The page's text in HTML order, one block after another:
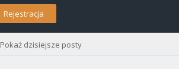
Rejestracja
Pokaż dzisiejsze posty